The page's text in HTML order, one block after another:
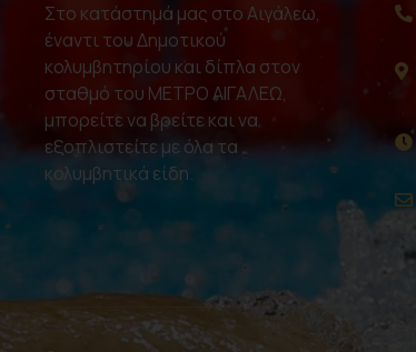
Στο κατάστημά μας στο Αιγάλεω,
έναντι του Δημοτικού
κολυμβητηρίου και δίπλα στον
σταθμό του ΜΕΤΡΟ ΑΙΓΑΛΕΩ,
μπορείτε να βρείτε και να
εξοπλιστείτε με όλα τα
κολυμβητικά είδη.